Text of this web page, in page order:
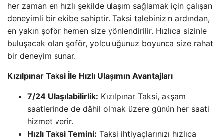
her zaman en hızlı şekilde ulaşım sağlamak için çalışan
deneyimli bir ekibe sahiptir. Taksi talebinizin ardından,
en yakın şoför hemen size yönlendirilir. Hızlıca sizinle
buluşacak olan şoför, yolculuğunuz boyunca size rahat
bir deneyim sunar.
Kızılpınar Taksi İle Hızlı Ulaşımın Avantajları
7/24 Ulaşılabilirlik: Kızılpınar Taksi, akşam
saatlerinde de dâhil olmak üzere günün her saati
hizmet verir.
Hızlı Taksi Temini: Taksi ihtiyaçlarınızı hızlıca